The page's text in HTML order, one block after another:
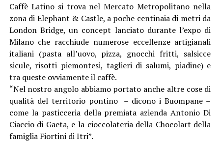
Caffè Latino si trova nel Mercato Metropolitano nella
zona di Elephant & Castle, a poche centinaia di metri da
London Bridge, un concept lanciato durante l’expo di
Milano che racchiude numerose eccellenze artigianali
italiani (pasta all’uovo, pizza, gnocchi fritti, salsicce
sicule, risotti piemontesi, taglieri di salumi, piadine) e
tra queste ovviamente il caffè.
“Nel nostro angolo abbiamo portato anche altre cose di
qualità del territorio pontino – dicono i Buompane –
come la pasticceria della premiata azienda Antonio Di
Ciaccio di Gaeta, e la cioccolateria della Chocolart della
famiglia Fiortini di Itri”.